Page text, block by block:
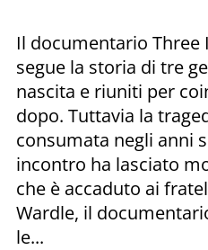
Il documentario Three
segue la storia di tre
nascita e riuniti per
dopo. Tuttavia la
consumata negli anni
incontro ha lasciato
che è accaduto ai
Wardle, il
le...